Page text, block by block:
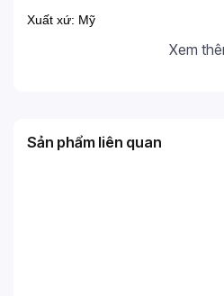
Xuất xứ: Mỹ
Xem
Sản phẩm liên quan